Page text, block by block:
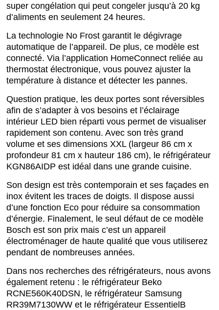
super congélation qui peut congeler jusqu’à 20 kg
d’aliments en seulement 24 heures.
La technologie No Frost garantit le dégivrage
automatique de l’appareil. De plus, ce modèle est
connecté. Via l’application HomeConnect reliée au
thermostat électronique, vous pouvez ajuster la
température à distance et détecter les pannes.
Question pratique, les deux portes sont réversibles
afin de s’adapter à vos besoins et l’éclairage
intérieur LED bien réparti vous permet de visualiser
rapidement son contenu. Avec son très grand
volume et ses dimensions XXL (largeur 86 cm x
profondeur 81 cm x hauteur 186 cm), le réfrigérateur
KGN86AIDP est idéal dans une grande cuisine.
Son design est très contemporain et ses façades en
inox évitent les traces de doigts. Il dispose aussi
d’une fonction Eco pour réduire sa consommation
d’énergie. Finalement, le seul défaut de ce modèle
Bosch est son prix mais c’est un appareil
électroménager de haute qualité que vous utiliserez
pendant de nombreuses années.
Dans nos recherches des réfrigérateurs, nous avons
également retenu : le réfrigérateur Beko
RCNE560K40DSN, le réfrigérateur Samsung
RR39M7130WW et le réfrigérateur EssentielB